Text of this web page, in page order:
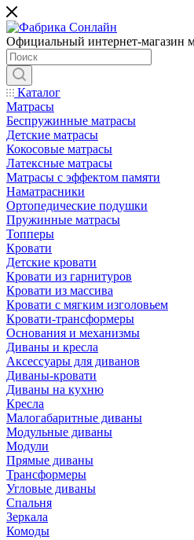
Официальный интернет-магазин
Каталог
Матрасы
Беспружинные матрасы
Детские матрасы
Кокосовые матрасы
Латексные матрасы
Матрасы с эффектом памяти
Наматрасники
Ортопедические подушки
Пружинные матрасы
Топперы
Кровати
Детские кровати
Кровати из гарнитуров
Кровати из массива
Кровати с мягким изголовьем
Кровати-трансформеры
Основания и механизмы
Диваны и кресла
Аксессуары для диванов
Диваны-кровати
Диваны на кухню
Кресла
Малогабаритные диваны
Модульные диваны
Модули
Прямые диваны
Трансформеры
Угловые диваны
Спальня
Зеркала
Комоды